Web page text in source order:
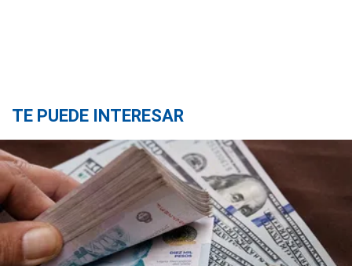
TE PUEDE INTERESAR